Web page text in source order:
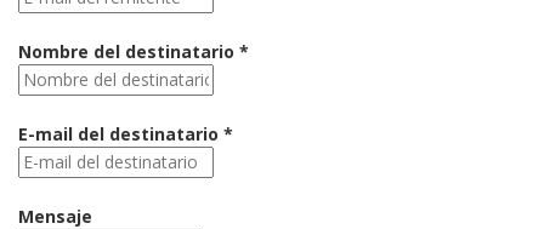
Nombre del destinatario *
E-mail del destinatario *
Mensaje